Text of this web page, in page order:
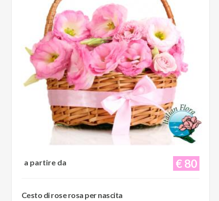
€ 80
a partire da
Cesto di rose rosa per nascita